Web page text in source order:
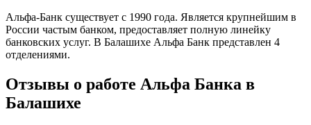
Альфа-Банк существует с 1990 года. Является крупнейшим в
России частым банком, предоставляет полную линейку
банковских услуг. В Балашихе Альфа Банк представлен 4
отделениями.
Отзывы о работе Альфа Банка в
Балашихе